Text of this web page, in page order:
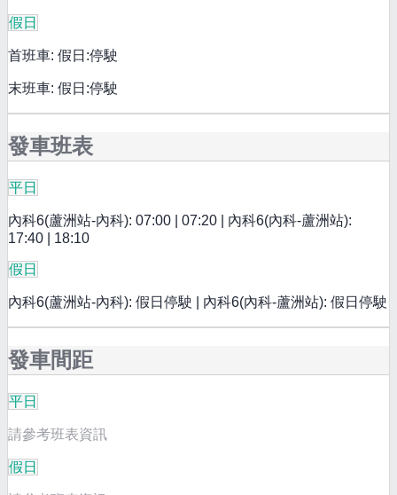
假日
首班車: 假日:停駛
末班車: 假日:停駛
發車班表
平日
內科6(蘆洲站-內科): 07:00 | 07:20 | 內科6(內科-蘆洲站):
17:40 | 18:10
假日
內科6(蘆洲站-內科): 假日停駛 | 內科6(內科-蘆洲站): 假日停駛
發車間距
平日
請參考班表資訊
假日